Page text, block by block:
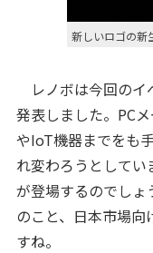
新しいロゴの新
レノボは今回のイ
発表しました。PC
やIoT機器までをも
れ変わろうとしてい
が登場するのでし
のこと、日本市場
すね。